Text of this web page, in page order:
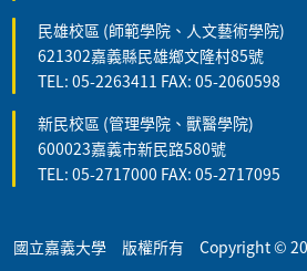
民雄校區 (師範學院、人文藝術學院)
621302嘉義縣民雄鄉文隆村85號
TEL: 05-2263411 FAX: 05-2060598
新民校區 (管理學院、獸醫學院)
600023嘉義市新民路580號
TEL: 05-2717000 FAX: 05-2717095
國立嘉義大學 版權所有 Copyright ©